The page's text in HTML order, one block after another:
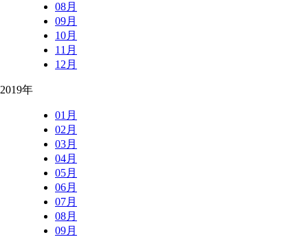
08月
09月
10月
11月
12月
2019年
01月
02月
03月
04月
05月
06月
07月
08月
09月